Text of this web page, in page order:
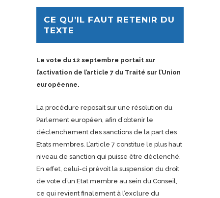
CE QU’IL FAUT RETENIR DU
TEXTE
Le vote du 12 septembre portait sur
l’activation de l’article 7 du Traité sur l’Union
européenne.
La procédure reposait sur une résolution du
Parlement européen, afin d’obtenir le
déclenchement des sanctions de la part des
Etats membres. L’article 7 constitue le plus haut
niveau de sanction qui puisse être déclenché.
En effet, celui-ci prévoit la suspension du droit
de vote d’un Etat membre au sein du Conseil,
ce qui revient finalement à l’exclure du